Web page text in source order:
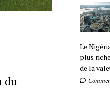
du
Le
plus
de la